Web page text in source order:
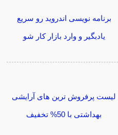
برنامه نویسی اندروید رو سریع
یادبگیر و وارد بازار کار شو
لیست پرفروش ترین های آرایشی
بهداشتی با 50% تخفیف